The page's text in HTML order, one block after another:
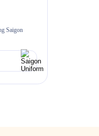
Saigon